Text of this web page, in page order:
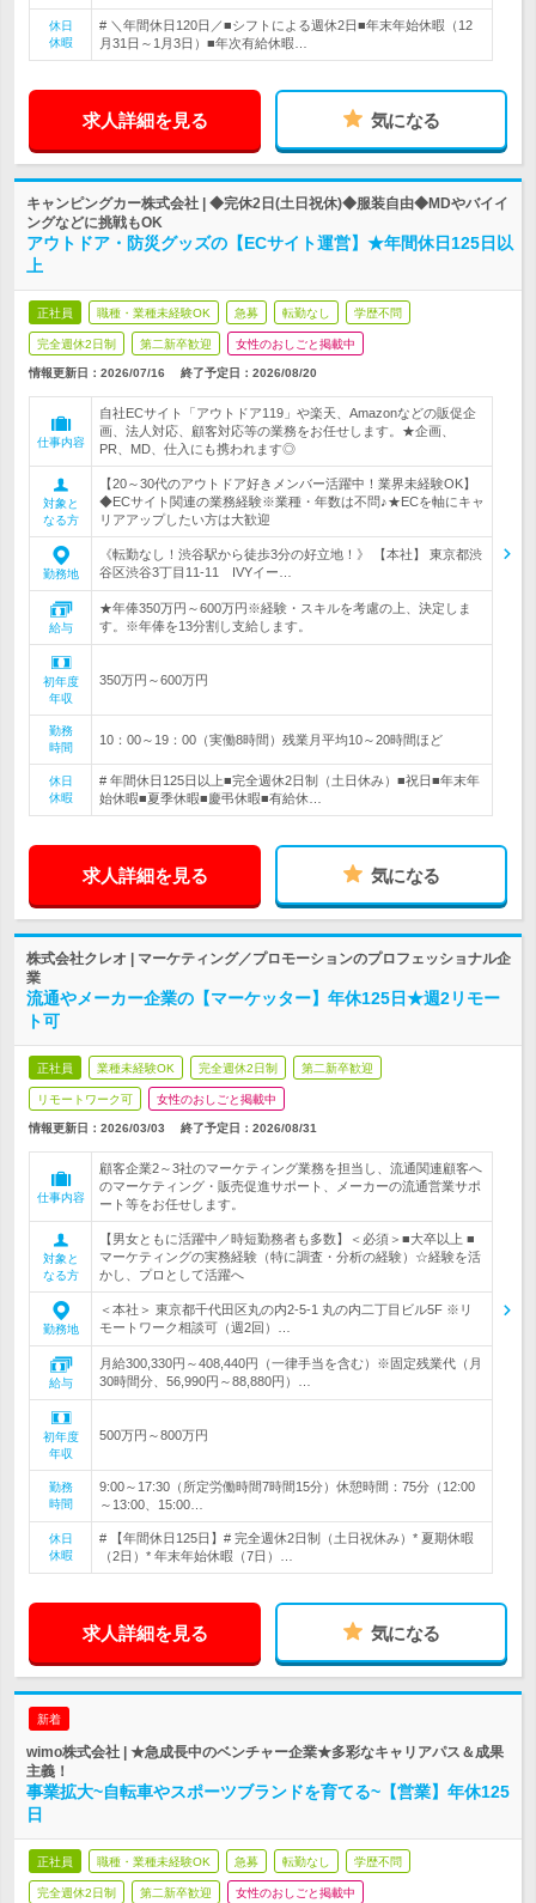
休日
休暇
# ＼年間休日120日／■シフトによる週休2日■年末年始休暇（12
月31日～1月3日）■年次有給休暇…
求人詳細を見る 気になる
キャンピングカー株式会社 | ◆完休2日(土日祝休)◆服装自由◆MDやバイイ
ングなどに挑戦もOK
アウトドア・防災グッズの【ECサイト運営】★年間休日125日以
上
正社員 職種・業種未経験OK 急募 転勤なし 学歴不問
完全週休2日制 第二新卒歓迎 女性のおしごと掲載中
情報更新日：2026/07/16 終了予定日： 2026/08/20
仕事内容
自社ECサイト「アウトドア119」や楽天、Amazonなどの販促企
画、法人対応、顧客対応等の業務をお任せします。★企画、
PR、MD、仕入にも携われます◎
対象と
なる方
【20～30代のアウトドア好きメンバー活躍中！業界未経験OK】
◆ECサイト関連の業務経験※業種・年数は不問♪★ECを軸にキャ
リアアップしたい方は大歓迎
勤務地
《転勤なし！渋谷駅から徒歩3分の好立地！》 【本社】 東京都渋
谷区渋谷3丁目11‐11 IVYイー…
給与
★年俸350万円～600万円※経験・スキルを考慮の上、決定しま
す。※年俸を13分割し支給します。
初年度
年収
350万円～600万円
勤務
時間
10：00～19：00（実働8時間）残業月平均10～20時間ほど
休日
休暇
# 年間休日125日以上■完全週休2日制（土日休み）■祝日■年末年
始休暇■夏季休暇■慶弔休暇■有給休…
求人詳細を見る 気になる
株式会社クレオ | マーケティング／プロモーションのプロフェッショナル企
業
流通やメーカー企業の【マーケッター】年休125日★週2リモー
ト可
正社員 業種未経験OK 完全週休2日制 第二新卒歓迎
リモートワーク可 女性のおしごと掲載中
情報更新日：2026/03/03 終了予定日： 2026/08/31
仕事内容
顧客企業2～3社のマーケティング業務を担当し、流通関連顧客へ
のマーケティング・販売促進サポート、メーカーの流通営業サポ
ート等をお任せします。
対象と
なる方
【男女ともに活躍中／時短勤務者も多数】＜必須＞■大卒以上 ■
マーケティングの実務経験（特に調査・分析の経験）☆経験を活
かし、プロとして活躍へ
勤務地
＜本社＞ 東京都千代田区丸の内2-5-1 丸の内二丁目ビル5F ※リ
モートワーク相談可（週2回）…
給与
月給300,330円～408,440円（一律手当を含む）※固定残業代（月
30時間分、56,990円～88,880円）…
初年度
年収
500万円～800万円
勤務
時間
9:00～17:30（所定労働時間7時間15分）休憩時間：75分（12:00
～13:00、15:00…
休日
休暇
# 【年間休日125日】# 完全週休2日制（土日祝休み）* 夏期休暇
（2日）* 年末年始休暇（7日）…
求人詳細を見る 気になる
新着
wimo株式会社 | ★急成長中のベンチャー企業★多彩なキャリアパス＆成果
主義！
事業拡大~自転車やスポーツブランドを育てる~【営業】年休125
日
正社員 職種・業種未経験OK 急募 転勤なし 学歴不問
完全週休2日制 第二新卒歓迎 女性のおしごと掲載中